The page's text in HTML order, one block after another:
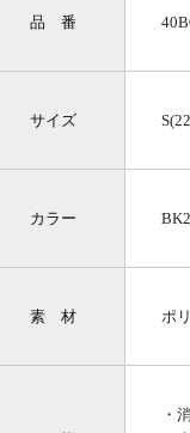
品 番
サイズ
カラー
素 材 ポ
・